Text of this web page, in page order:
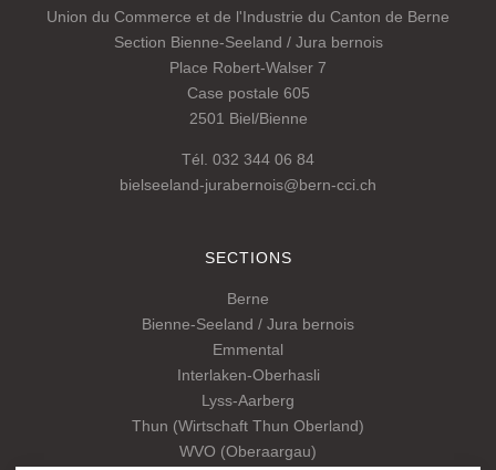
Union du Commerce et de l'Industrie du Canton de Berne
Section Bienne-Seeland / Jura bernois
Place Robert-Walser 7
Case postale 605
2501 Biel/Bienne
Tél. 032 344 06 84
bielseeland-jurabernois@bern-cci.ch
SECTIONS
Berne
Bienne-Seeland / Jura bernois
Emmental
Interlaken-Oberhasli
Lyss-Aarberg
Thun (Wirtschaft Thun Oberland)
WVO (Oberaargau)